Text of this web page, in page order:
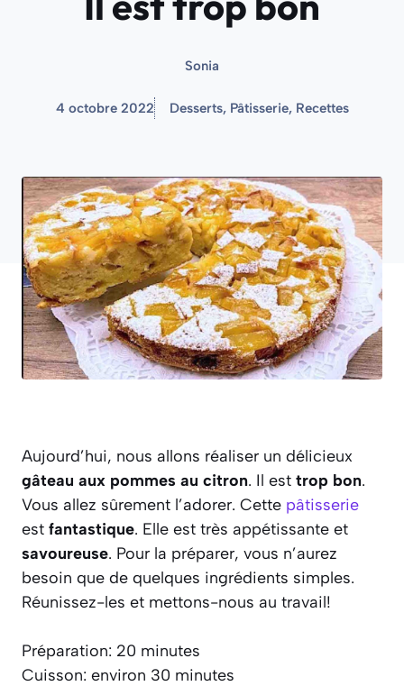
Sonia
4 octobre 2022 Desserts, Pâtisserie, Recettes
Aujourd’hui, nous allons réaliser un délicieux
gâteau aux pommes au citron. Il est trop bon.
Vous allez sûrement l’adorer. Cette pâtisserie
est fantastique. Elle est très appétissante et
savoureuse. Pour la préparer, vous n’aurez
besoin que de quelques ingrédients simples.
Réunissez-les et mettons-nous au travail!
Préparation: 20 minutes
Cuisson: environ 30 minutes